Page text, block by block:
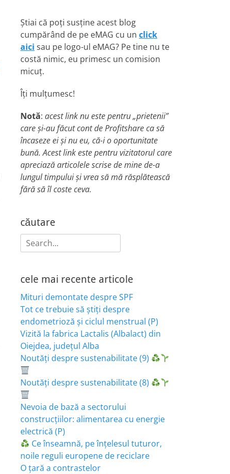
Știai că poți susține acest blog
cumpărând de pe eMAG cu un click
aici sau pe logo-ul eMAG? Pe tine nu te
costă nimic, eu primesc un comision
micuț.
Îți mulțumesc!
Notă: acest link nu este pentru „prietenii”
care și-au făcut cont de Profitshare ca să
încaseze ei și nu eu, că-i o oportunitate
bună. Acest link este pentru vizitatorul care
apreciază articolele scrise de mine de-a
lungul timpului și vrea să mă răsplătească
fără să îl coste ceva.
căutare
Search
for:
cele mai recente articole
Mituri demontate despre SPF
Tot ce trebuie să știți despre
endometrioză și ciclul menstrual (P)
Vizită la fabrica Lactalis (Albalact) din
Oiejdea, județul Alba
Noutăți despre sustenabilitate (9)
Noutăți despre sustenabilitate (8)
Nevoia de bază a sectorului
construcțiilor: alimentarea cu energie
electrică (P)
Ce înseamnă, pe înțelesul tuturor,
noile reguli europene de reciclare
O țară a contrastelor